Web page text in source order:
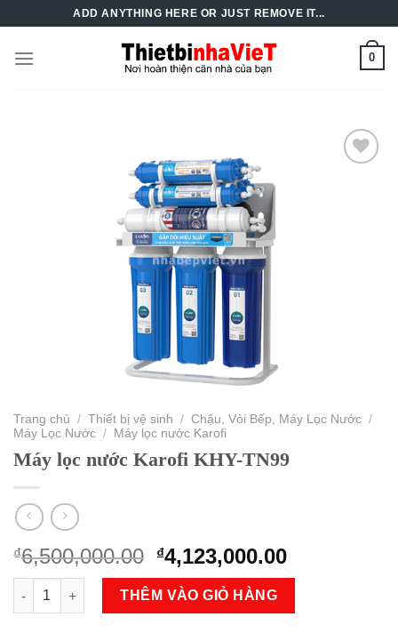
content
ADD ANYTHING HERE OR JUST REMOVE IT...
0
Trang chủ / Thiết bị vệ sinh / Chậu, Vòi Bếp, Máy Lọc Nước /
Máy Lọc Nước / Máy lọc nước Karofi
Máy lọc nước Karofi KHY-TN99
₫6,500,000.00 Original
price
was:
₫6,500,000.00.
₫4,123,000.00Current
price
Máy lọc nước Karofi KHY-TN99 số lượng
THÊM VÀO GIỎ HÀNG